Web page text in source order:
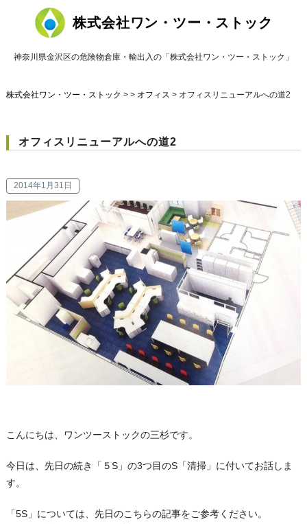
株式会社ワン・ツー・ストック
神奈川県金沢区の危険物倉庫・輸出入の「株式会社ワン・ツー・ストック」
株式会社ワン・ツー・ストック > > オフィス > オフィスリニューアルへの道2
オフィスリニューアルへの道2
2014年1月31日
こんにちは、ワンツーストックの三杉です。
今日は、先日の続き「５S」の3つ目のS「清掃」に付いてお話しま
す。
「5S」については、先日のこちらの記事をご参考ください。